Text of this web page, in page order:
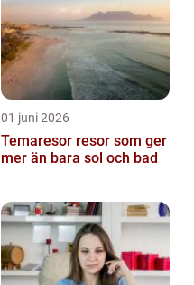
01 juni 2026
Temaresor resor som ger
mer än bara sol och bad